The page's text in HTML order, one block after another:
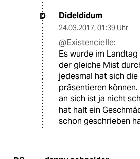
D Dideldidum
24.03.2017, 01:39 Uhr
@Existencielle:
Es wurde im
der gleiche Mist
jedesmal hat sich die
präsentieren
an sich ist ja nicht
hat halt ein
schon geschrieben